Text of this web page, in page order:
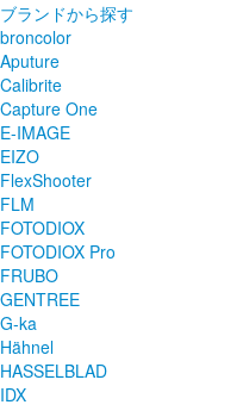
ブランドから探す
broncolor
Aputure
Calibrite
Capture One
E-IMAGE
EIZO
FlexShooter
FLM
FOTODIOX
FOTODIOX Pro
FRUBO
GENTREE
G-ka
Hähnel
HASSELBLAD
IDX